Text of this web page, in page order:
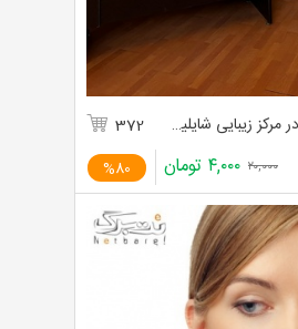
مرکز زیبایی شایلین 372
%80 ۲۰,۰۰۰ ۴,۰۰۰ تومان